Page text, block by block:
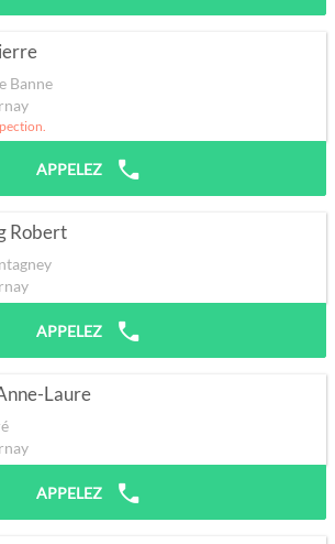
Banne
APPELEZ
Robert
APPELEZ
Laure
APPELEZ